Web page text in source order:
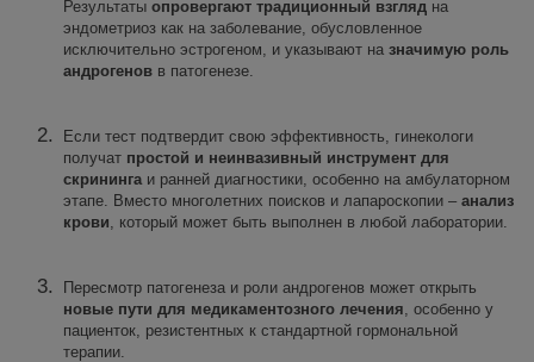
Результаты опровергают традиционный взгляд на
эндометриоз как на заболевание, обусловленное
исключительно эстрогеном, и указывают на значимую роль
андрогенов в патогенезе.
Если тест подтвердит свою эффективность, гинекологи
получат простой и неинвазивный инструмент для
скрининга и ранней диагностики, особенно на амбулаторном
этапе. Вместо многолетних поисков и лапароскопии – анализ
крови , который может быть выполнен в любой лаборатории.
Пересмотр патогенеза и роли андрогенов может открыть
новые пути для медикаментозного лечения , особенно у
пациенток, резистентных к стандартной гормональной
терапии.